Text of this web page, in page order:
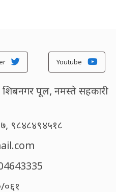
Youtube
शिबनगर पूल, नमस्ते सहकारी
९८४८४९४५१८
०६१